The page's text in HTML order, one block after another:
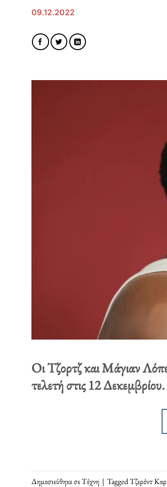
09.12.2022
Οι Τζορτζ και Μάγιαν
τελετή στις 12 Δεκεμβρίου.
Δημοσιεύθηκε σεΤέχνη | TaggedΤζερόντ